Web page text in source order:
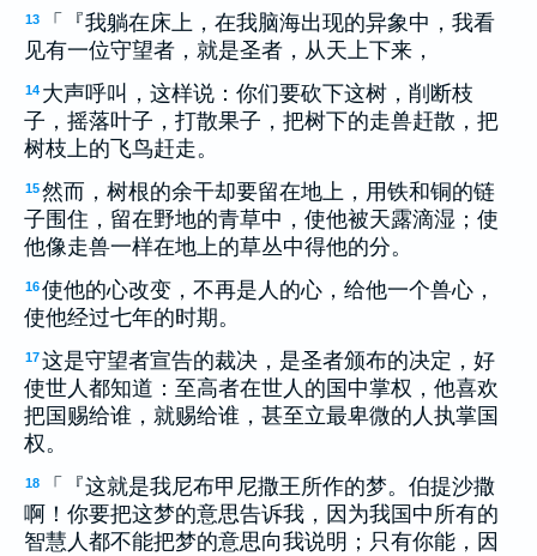
13
「『我躺在床上，在我脑海出现的异象中，我看
见有一位守望者，就是圣者，从天上下来，
14 大声呼叫，这样说：你们要砍下这树，削断枝
子，摇落叶子，打散果子，把树下的走兽赶散，把
树枝上的飞鸟赶走。
15然而，树根的余干却要留在地上，用铁和铜的链
子围住，留在野地的青草中，使他被天露滴湿；使
他像走兽一样在地上的草丛中得他的分。
16使他的心改变，不再是人的心，给他一个兽心，
使他经过七年的时期。
17这是守望者宣告的裁决，是圣者颁布的决定，好
使世人都知道：至高者在世人的国中掌权，他喜欢
把国赐给谁，就赐给谁，甚至立最卑微的人执掌国
权。
18
「『这就是我尼布甲尼撒王所作的梦。伯提沙撒
啊！你要把这梦的意思告诉我，因为我国中所有的
智慧人都不能把梦的意思向我说明；只有你能，因